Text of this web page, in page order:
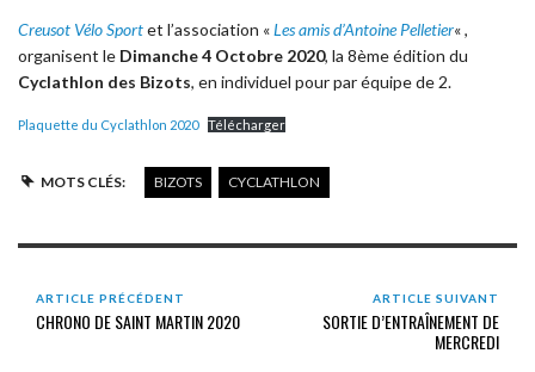
Creusot Vélo Sportet l’association «Les amis d’Antoine Pelletier« ,
organisent le Dimanche 4 Octobre 2020, la 8ème édition du
Cyclathlon des Bizots, en individuel pour par équipe de 2.
Plaquette du Cyclathlon 2020 Télécharger
MOTS CLÉS: BIZOTS CYCLATHLON
ARTICLE PRÉCÉDENT
CHRONO DE SAINT MARTIN 2020
ARTICLE SUIVANT
SORTIE D’ENTRAÎNEMENT DE
MERCREDI